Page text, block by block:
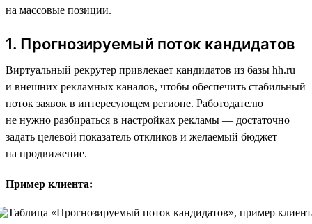
на массовые позиции.
1. Прогнозируемый поток кандидатов
Виртуальный рекрутер привлекает кандидатов из базы hh.ru
и внешних рекламных каналов, чтобы обеспечить стабильный
поток заявок в интересующем регионе. Работодателю
не нужно разбираться в настройках рекламы — достаточно
задать целевой показатель откликов и желаемый бюджет
на продвижение.
Пример клиента: